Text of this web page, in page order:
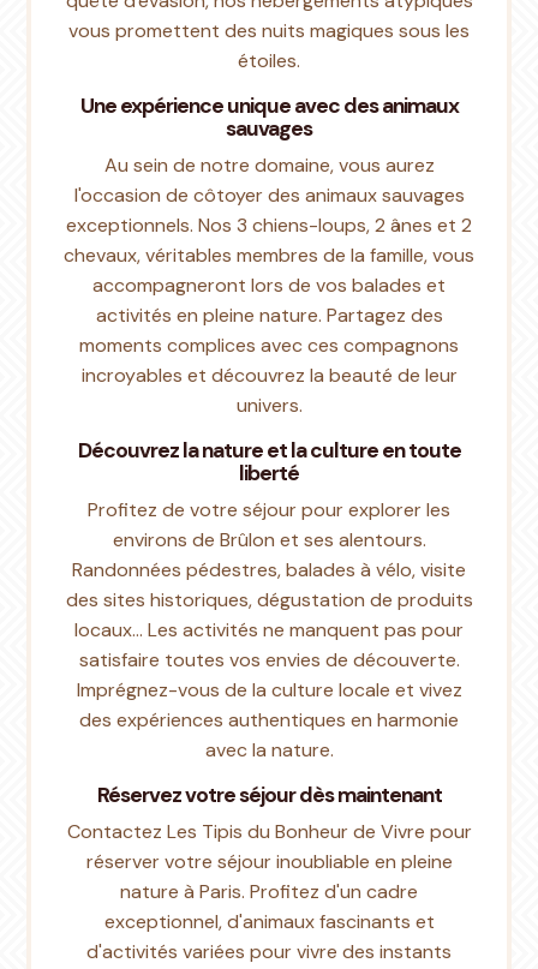
vous promettent des nuits magiques sous les
étoiles.
Une expérience unique avec des animaux
sauvages
Au sein de notre domaine, vous aurez
l'occasion de côtoyer des animaux sauvages
exceptionnels. Nos 3 chiens-loups, 2 ânes et 2
chevaux, véritables membres de la famille, vous
accompagneront lors de vos balades et
activités en pleine nature. Partagez des
moments complices avec ces compagnons
incroyables et découvrez la beauté de leur
univers.
Découvrez la nature et la culture en toute
liberté
Profitez de votre séjour pour explorer les
environs de Brûlon et ses alentours.
Randonnées pédestres, balades à vélo, visite
des sites historiques, dégustation de produits
locaux… Les activités ne manquent pas pour
satisfaire toutes vos envies de découverte.
Imprégnez-vous de la culture locale et vivez
des expériences authentiques en harmonie
avec la nature.
Réservez votre séjour dès maintenant
Contactez Les Tipis du Bonheur de Vivre pour
réserver votre séjour inoubliable en pleine
nature à Paris. Profitez d'un cadre
exceptionnel, d'animaux fascinants et
d'activités variées pour vivre des instants